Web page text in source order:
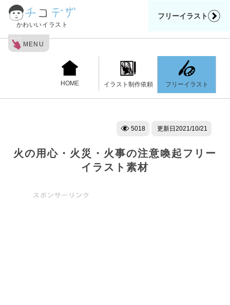
かわいいイラスト
フリーイラスト
MENU
HOME イラスト制作依頼 フリーイラスト
5018 更新日 2021/10/21
火の用心・火災・火事の注意喚起フリー
イラスト素材